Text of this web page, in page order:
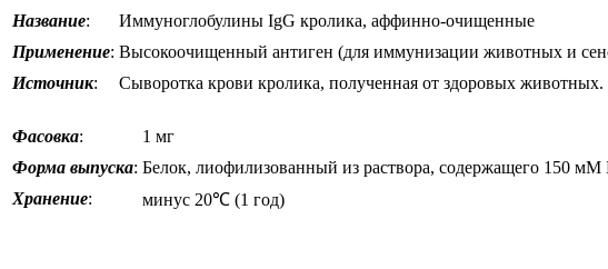
Название:
Иммуноглобулины IgG кролика, аффинно-очищенные
Применение: Высокоочищенный антиген (для иммунизации животных и
Источник: Сыворотка крови кролика, полученная от здоровых животных.
Фасовка:
1 мг
Форма выпуска: Белок, лиофилизованный из раствора, содержащего 150
Хранение: минус 20℃ (1 год)
*цена